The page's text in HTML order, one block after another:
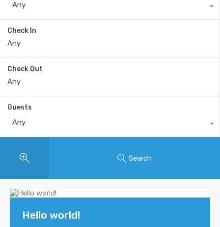
Any
Check In
Check Out
Guests
Any
Search
Hello world!